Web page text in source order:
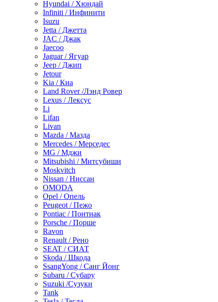
Hyundai / Хюндай
Infiniti / Инфинити
Isuzu
Jetta / Джетта
JAC / Джак
Jaecoo
Jaguar / Ягуар
Jeep / Джип
Jetour
Kia / Киа
Land Rover /Лэнд Ровер
Lexus / Лексус
Li
Lifan
Livan
Mazda / Мазда
Mercedes / Мерседес
MG / Мджи
Mitsubishi / Митсубиши
Moskvitch
Nissan / Ниссан
OMODA
Opel / Опель
Peugeot / Пежо
Pontiac / Понтиак
Porsche / Порше
Ravon
Renault / Рено
SEAT / СИАТ
Skoda / Шкода
SsangYong / Санг Йонг
Subaru / Субару
Suzuki /Сузуки
Tank